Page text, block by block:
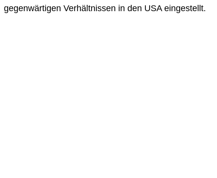
gegenwärtigen Verhältnissen in den USA eingestellt.